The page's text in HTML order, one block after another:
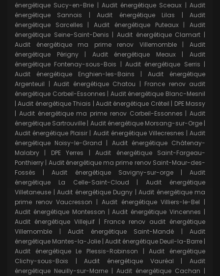
énergétique Sucy-en-Brie | Audit énergétique Sceaux |Audit
énergétique Sannois |Audit énergétique Lilas |Audit
énergétique Sarcelles |Audit énergétique Puteaux|Audit
énergétique Seine-Saint-Denis |Audit énergétique Clamart |
Audit énergétique ma prime renov Villemomble|Audit
énergétique Périgny| Audit énergétique Meaux|Audit
énergétique Fontenay-sous-Bois |Audit énergétique Serris |
Audit énergétique Enghien-les-Bains | Audit énergétique
Argenteuil | Audit énergétique Chatou | France renov audit
énergétique Corbeil-Essonnes | Audit énergétique Blanc-Mesnil
|Audit énergétique Thiais |Audit énergétique Créteil | DPE Massy
| Audit énergétique ma prime renov Corbeil-Essonnes | Audit
énergétique Sartrouville | Audit énergétique Morsang-sur-Orge|
Audit énergétique Plaisir | Audit énergétique Villecresnes | Audit
énergétique Noisy-le-Grand | Audit énergétique Châtenay-
Malabry | DPE Yerres |Audit énergétique Saint-Fargeau-
Ponthierry | Audit énergétique ma prime renov Saint-Maur-des-
Fossés |Audit énergétique Savigny-sur-orge|Audit
énergétique La Celle-Saint-Cloud |Audit énergétique
Villetaneuse | Audit énergétique Dugny | Audit énergétique ma
prime renov Vaucresson | Audit énergétique Villiers-le-Bel |
Audit énergétique Montesson |Audit énergétique Vincennes |
Audit énergétique Villejuif | France renov audit énergétique
Villemomble | Audit énergétique Saint-Mandé | Audit
énergétique Mantes-la-Jolie | Audit énergétique Deuil-la-Barre |
Audit énergétique Le Plessis-Robinson |Audit énergétique
Clichy-sous-Bois |Audit énergétique Vauréal |Audit
énergétique Neuilly-sur-Marne | Audit énergétique Cachan |